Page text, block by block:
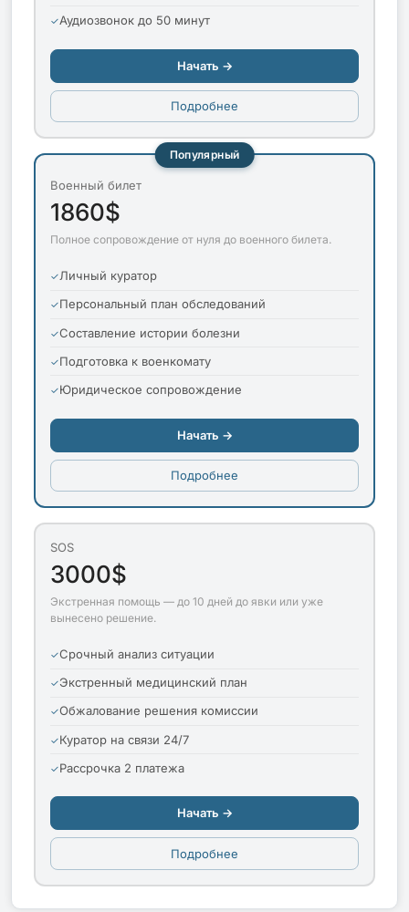
Аудиозвонок до 50 минут
Начать →
Подробнее
Популярный
Военный билет
1860$
Полное сопровождение от нуля до военного билета.
Личный куратор
Персональный план обследований
Составление истории болезни
Подготовка к военкомату
Юридическое сопровождение
Начать →
Подробнее
SOS
3000$
Экстренная помощь — до 10 дней до явки или уже
вынесено решение.
Срочный анализ ситуации
Экстренный медицинский план
Обжалование решения комиссии
Куратор на связи 24/7
Рассрочка 2 платежа
Начать →
Подробнее